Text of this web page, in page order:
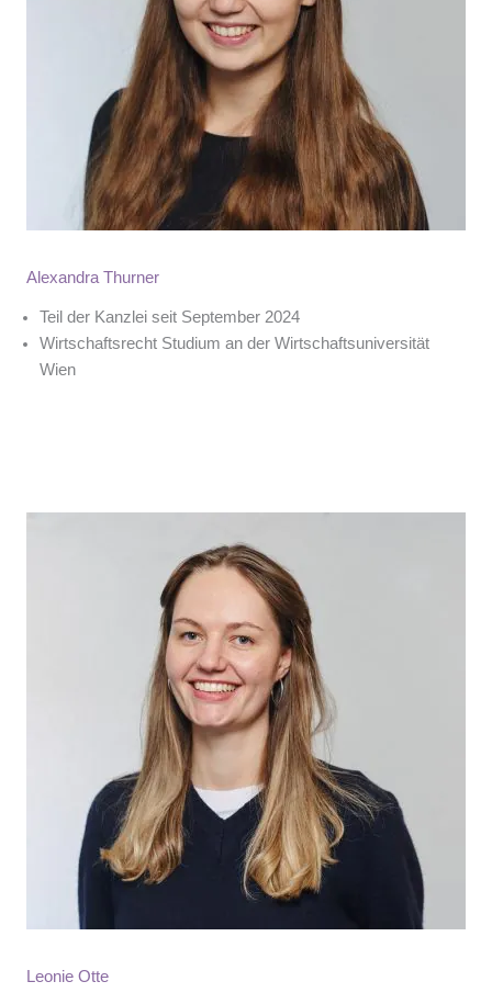
Alexandra Thurner
Teil der Kanzlei seit September 2024
Wirtschaftsrecht Studium an der Wirtschaftsuniversität
Wien
Leonie Otte